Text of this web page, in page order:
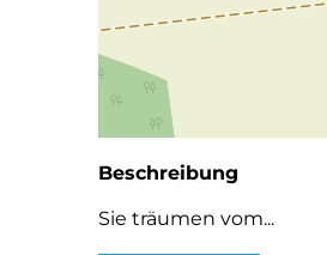
Beschreibung
Sie träumen vom...